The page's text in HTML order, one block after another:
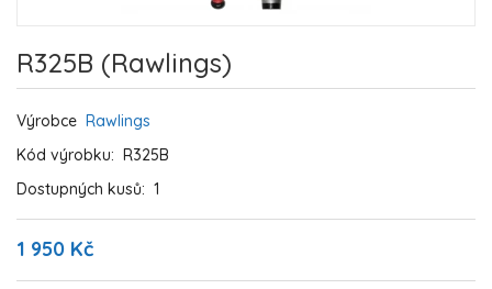
R325B (Rawlings)
Výrobce Rawlings
Kód výrobku: R325B
Dostupných kusů: 1
1 950 Kč